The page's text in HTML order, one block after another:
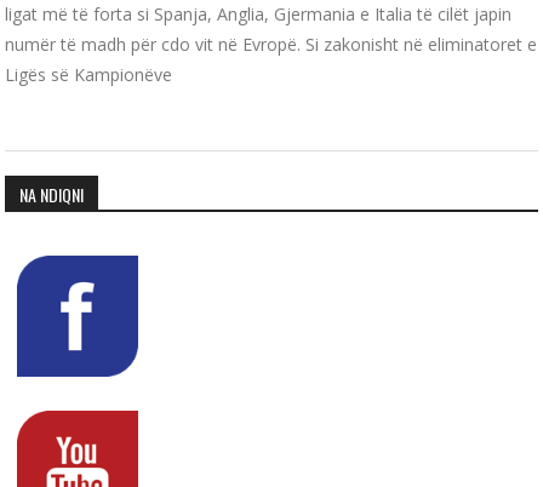
ligat më të forta si Spanja, Anglia, Gjermania e Italia të cilët japin
numër të madh për cdo vit në Evropë. Si zakonisht në eliminatoret e
Ligës së Kampionëve
NA NDIQNI